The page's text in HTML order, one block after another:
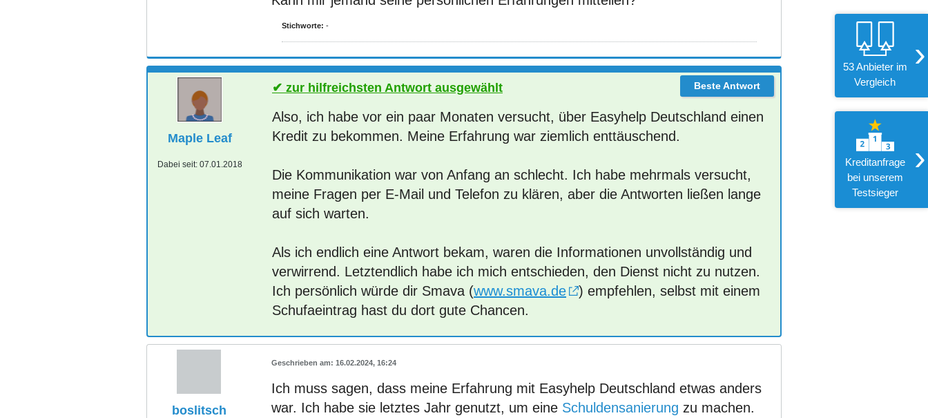
53 Anbieter im
Vergleich
›
Kreditanfrage
bei unserem
Testsieger
›
Stichworte: -
Maple Leaf
Dabei seit: 07.01.2018
zur hilfreichsten Antwort ausgewählt
Also, ich habe vor ein paar Monaten versucht, über Easyhelp Deutschland einen
Kredit zu bekommen. Meine Erfahrung war ziemlich enttäuschend.
Die Kommunikation war von Anfang an schlecht. Ich habe mehrmals versucht,
meine Fragen per E-Mail und Telefon zu klären, aber die Antworten ließen lange
auf sich warten.
Als ich endlich eine Antwort bekam, waren die Informationen unvollständig und
verwirrend. Letztendlich habe ich mich entschieden, den Dienst nicht zu nutzen.
Ich persönlich würde dir Smava (www.smava.de
) empfehlen, selbst mit einem
Schufaeintrag hast du dort gute Chancen.
boslitsch
16.02.2024, 16:24
Ich muss sagen, dass meine Erfahrung mit Easyhelp Deutschland etwas anders
war. Ich habe sie letztes Jahr genutzt, um eine Schuldensanierung zu machen.